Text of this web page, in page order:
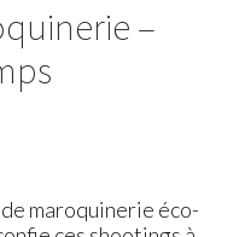
–
maroquinerie éco-